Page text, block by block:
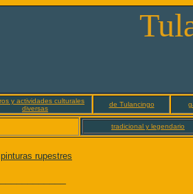
y actividades culturales
diversas
de Tulancingo
tradicional y legendario
pinturas rupestres